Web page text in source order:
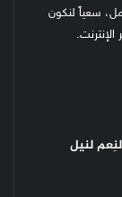
سعياً لنكون
لنيل